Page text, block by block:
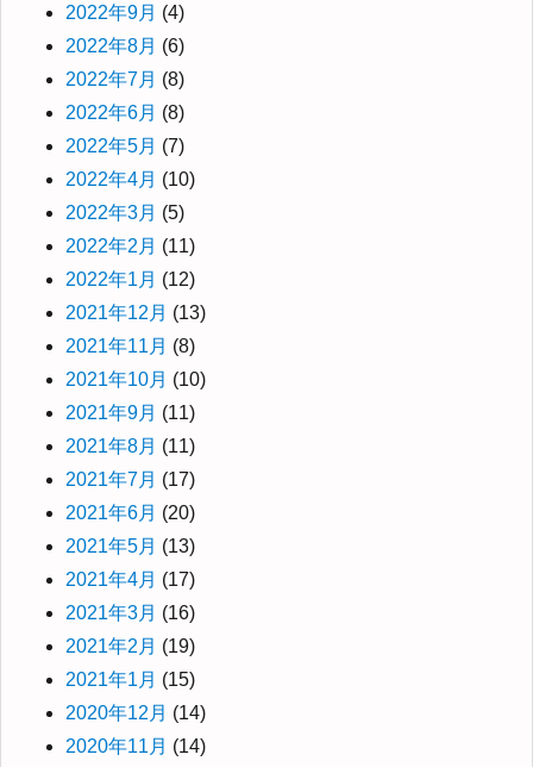
2022年9月 (4)
2022年8月 (6)
2022年7月 (8)
2022年6月 (8)
2022年5月 (7)
2022年4月 (10)
2022年3月 (5)
2022年2月 (11)
2022年1月 (12)
2021年12月 (13)
2021年11月 (8)
2021年10月 (10)
2021年9月 (11)
2021年8月 (11)
2021年7月 (17)
2021年6月 (20)
2021年5月 (13)
2021年4月 (17)
2021年3月 (16)
2021年2月 (19)
2021年1月 (15)
2020年12月 (14)
2020年11月 (14)